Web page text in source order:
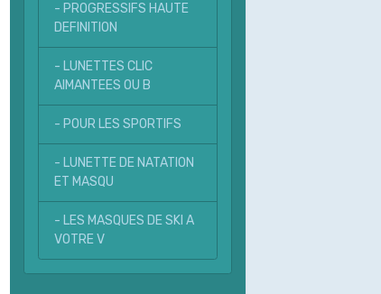
- PROGRESSIFS HAUTE
DEFINITION
- LUNETTES CLIC
AIMANTEES OU B
- POUR LES SPORTIFS
- LUNETTE DE NATATION
ET MASQU
- LES MASQUES DE SKI A
VOTRE V